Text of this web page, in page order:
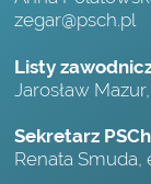
zegar@psch.pl
Listy
Jarosław
Sekretarz PSCh
Renata Smuda,